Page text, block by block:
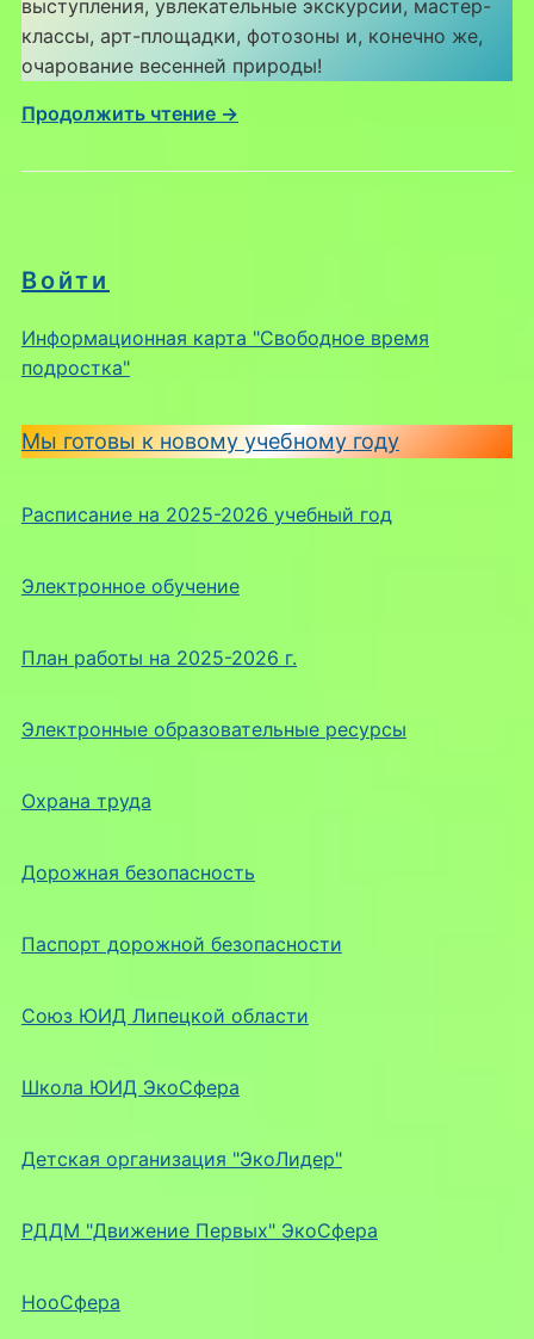
Войти
Информационная карта "Свободное время
подростка"
Мы готовы к новому учебному году
Расписание на 2025-2026 учебный год
Электронное обучение
План работы на 2025-2026 г.
Электронные образовательные ресурсы
Охрана труда
Дорожная безопасность
Паспорт дорожной безопасности
Союз ЮИД Липецкой области
Школа ЮИД ЭкоСфера
Детская организация "ЭкоЛидер"
РДДМ "Движение Первых" ЭкоСфера
НооСфера
выступления, увлекательные экскурсии, мастер-
классы, арт-площадки, фотозоны и, конечно же,
очарование весенней природы!
Продолжить чтение →